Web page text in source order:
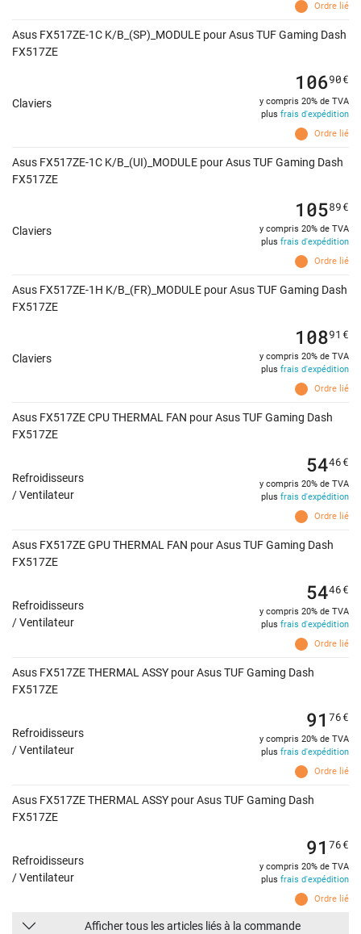
Ordre lié
Asus FX517ZE-1C K/B_(SP)_MODULE pour Asus TUF Gaming Dash
FX517ZE
Claviers
Ordre lié
10690€
y compris 20% de TVA
plus frais d'expédition
Asus FX517ZE-1C K/B_(UI)_MODULE pour Asus TUF Gaming Dash
FX517ZE
Claviers
Ordre lié
10589€
y compris 20% de TVA
plus frais d'expédition
Asus FX517ZE-1H K/B_(FR)_MODULE pour Asus TUF Gaming Dash
FX517ZE
Claviers
Ordre lié
10891 €
y compris 20% de TVA
plus frais d'expédition
Asus FX517ZE CPU THERMAL FAN pour Asus TUF Gaming Dash
FX517ZE
Refroidisseurs
/ Ventilateur
Ordre lié
5446€
y compris 20% de TVA
plus frais d'expédition
Asus FX517ZE GPU THERMAL FAN pour Asus TUF Gaming Dash
FX517ZE
Refroidisseurs
/ Ventilateur
Ordre lié
5446€
y compris 20% de TVA
plus frais d'expédition
Asus FX517ZE THERMAL ASSY pour Asus TUF Gaming Dash
FX517ZE
Refroidisseurs
/ Ventilateur
Ordre lié
91 76€
y compris 20% de TVA
plus frais d'expédition
Asus FX517ZE THERMAL ASSY pour Asus TUF Gaming Dash
FX517ZE
Refroidisseurs
/ Ventilateur
Ordre lié
91 76€
y compris 20% de TVA
plus frais d'expédition
Afficher tous les articles liés à la commande